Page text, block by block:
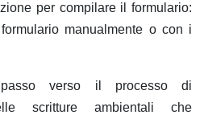
per compilare il formulario:
manualmente o con i
verso il processo di
scritture ambientali che